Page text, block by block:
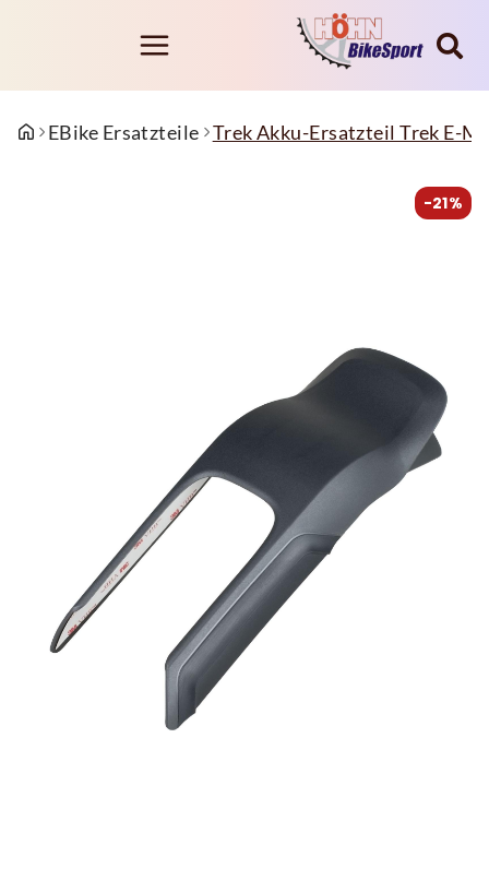
EBike Ersatzteile Trek Akku-Ersatzteil Trek E-
-21%